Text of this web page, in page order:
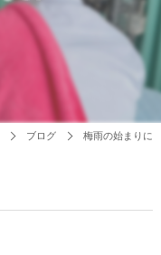
ブログ 梅雨の始まりに